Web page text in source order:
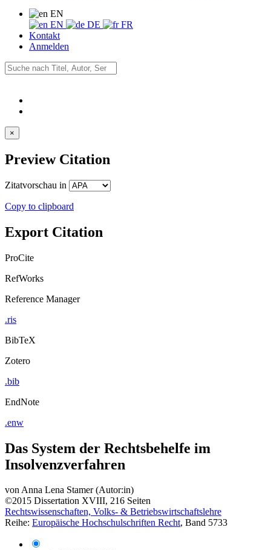
EN
EN
DE
FR
Kontakt
Anmelden
×
Preview Citation
Zitatvorschau in
Copy to clipboard
Export Citation
ProCite
RefWorks
Reference Manager
.ris
BibTeX
Zotero
.bib
EndNote
.enw
Das System der Rechtsbehelfe im
Insolvenzverfahren
vonAnna Lena Stamer (Autor:in)
©2015 Dissertation XVIII, 216 Seiten
Rechtswissenschaften, Volks- & Betriebswirtschaftslehre
Reihe: Europäische Hochschulschriften Recht, Band 5733